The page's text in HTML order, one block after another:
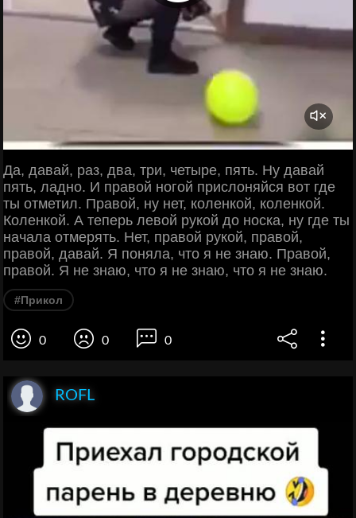
Да, давай, раз, два, три, четыре, пять. Ну давай
пять, ладно. И правой ногой прислоняйся вот где
ты отметил. Правой, ну нет, коленкой, коленкой.
Коленкой. А теперь левой рукой до носка, ну где ты
начала отмерять. Нет, правой рукой, правой,
правой, давай. Я поняла, что я не знаю. Правой,
правой. Я не знаю, что я не знаю, что я не знаю.
#Прикол
0 0 0
ROFL